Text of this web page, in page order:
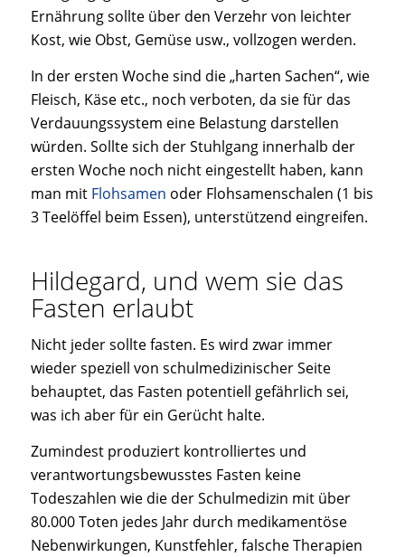
Ernährung sollte über den Verzehr von leichter
Kost, wie Obst, Gemüse usw., vollzogen werden.
In der ersten Woche sind die „harten Sachen“, wie
Fleisch, Käse etc., noch verboten, da sie für das
Verdauungssystem eine Belastung darstellen
würden. Sollte sich der Stuhlgang innerhalb der
ersten Woche noch nicht eingestellt haben, kann
man mit Flohsamen oder Flohsamenschalen (1 bis
3 Teelöffel beim Essen), unterstützend eingreifen.
Hildegard, und wem sie das
Fasten erlaubt
Nicht jeder sollte fasten. Es wird zwar immer
wieder speziell von schulmedizinischer Seite
behauptet, das Fasten potentiell gefährlich sei,
was ich aber für ein Gerücht halte.
Zumindest produziert kontrolliertes und
verantwortungsbewusstes Fasten keine
Todeszahlen wie die der Schulmedizin mit über
80.000 Toten jedes Jahr durch medikamentöse
Nebenwirkungen, Kunstfehler, falsche Therapien